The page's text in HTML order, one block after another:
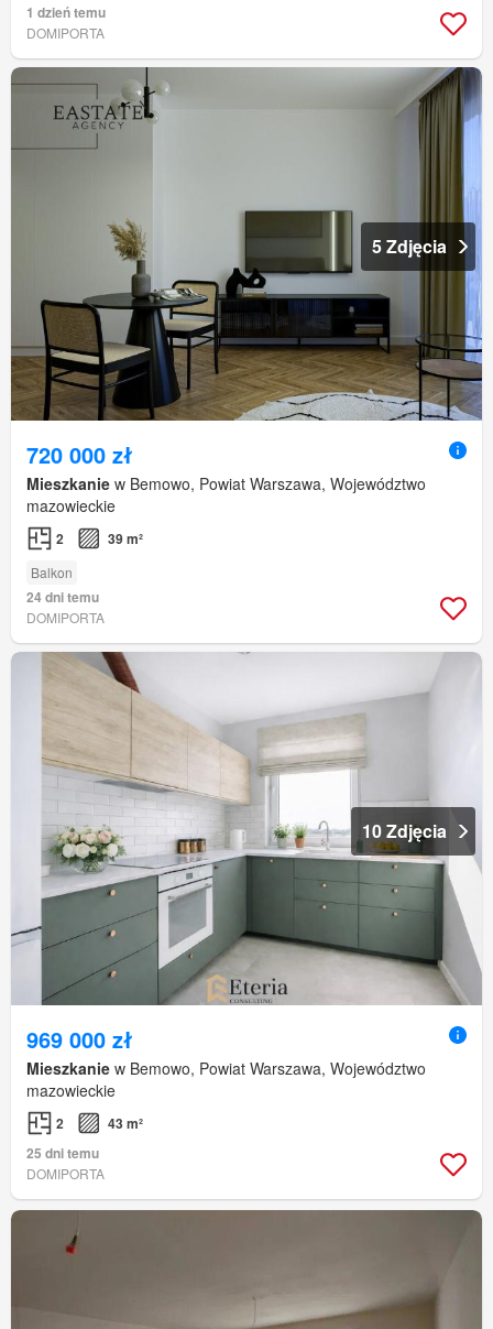
1 dzień temu
DOMIPORTA
5 Zdjęcia
720 000 zł
Mieszkanie w Bemowo, Powiat Warszawa, Województwo
mazowieckie
2 39 m²
Balkon
24 dni temu
DOMIPORTA
10 Zdjęcia
969 000 zł
Mieszkanie w Bemowo, Powiat Warszawa, Województwo
mazowieckie
2
43 m²
25 dni temu
DOMIPORTA